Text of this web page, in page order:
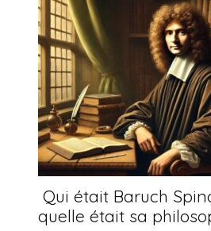
Qui était Baruch
quelle était sa